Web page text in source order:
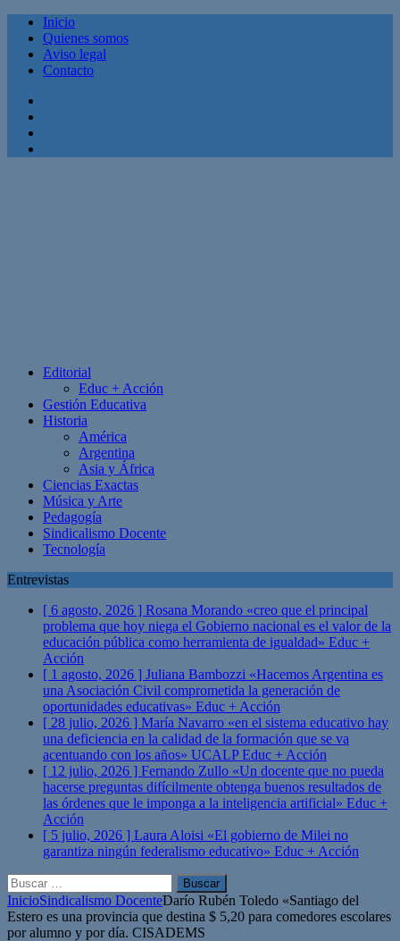
Inicio
Quienes somos
Aviso legal
Contacto
Editorial
Educ + Acción
Gestión Educativa
Historia
América
Argentina
Asia y África
Ciencias Exactas
Música y Arte
Pedagogía
Sindicalismo Docente
Tecnología
Entrevistas
[ 6 agosto, 2026 ] Rosana Morando «creo que el principal
problema que hoy niega el Gobierno nacional es el valor de la
educación pública como herramienta de igualdad» Educ +
Acción
[ 1 agosto, 2026 ] Juliana Bambozzi «Hacemos Argentina es
una Asociación Civil comprometida la generación de
oportunidades educativas» Educ + Acción
[ 28 julio, 2026 ] María Navarro «en el sistema educativo hay
una deficiencia en la calidad de la formación que se va
acentuando con los años» UCALPEduc + Acción
[ 12 julio, 2026 ] Fernando Zullo «Un docente que no pueda
hacerse preguntas difícilmente obtenga buenos resultados de
las órdenes que le imponga a la inteligencia artificial» Educ +
Acción
[ 5 julio, 2026 ] Laura Aloisi «El gobierno de Milei no
garantiza ningún federalismo educativo» Educ + Acción
Buscar:
InicioSindicalismo DocenteDarío Rubén Toledo «Santiago del
Estero es una provincia que destina $ 5,20 para comedores escolares
por alumno y por día. CISADEMS